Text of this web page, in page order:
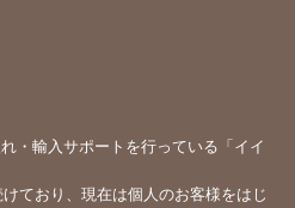
・輸入サポートを行っている「イイ
ており、現在は個人のお客様をはじ